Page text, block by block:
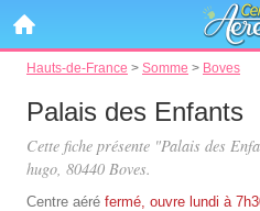
Hauts-de-France > Somme > Boves
Palais des Enfants
Cette fiche présente "Palais des
hugo, 80440 Boves.
Centre aéré fermé, ouvre lundi à